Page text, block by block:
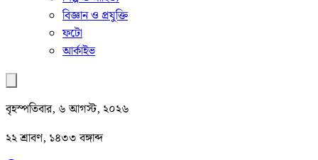
বিজ্ঞান ও প্রযুক্তি
ফটো
আর্কাইভ
বৃহস্পতিবার, ৬ আগস্ট, ২০২৬
২২ শ্রাবণ, ১৪৩৩ বঙ্গাব্দ